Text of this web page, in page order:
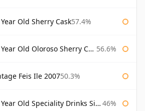
Old Sherry Cask57.4%
Old Oloroso Sherry Cask 56.6%
Feis Ile 200750.3%
Drinks Single Malts of Scotland 46%